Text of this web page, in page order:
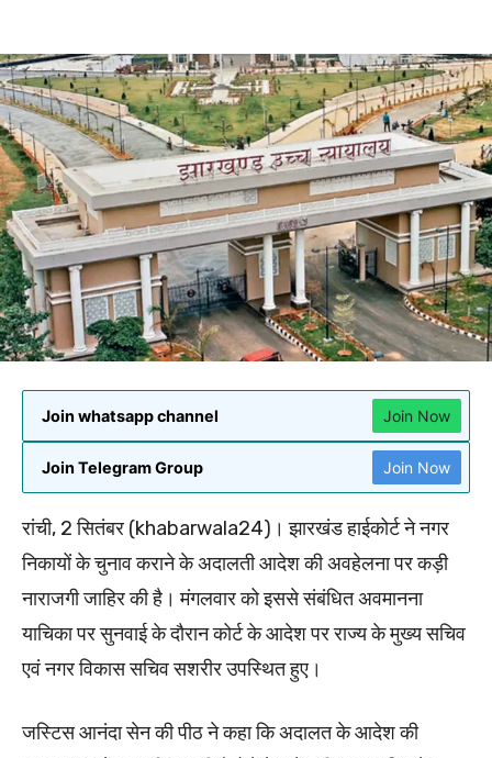
Join whatsapp channel Join Now
Join Telegram Group Join Now
रांची, 2 सितंबर (khabarwala24)। झारखंड हाईकोर्ट ने नगर
निकायों के चुनाव कराने के अदालती आदेश की अवहेलना पर कड़ी
नाराजगी जाहिर की है। मंगलवार को इससे संबंधित अवमानना
याचिका पर सुनवाई के दौरान कोर्ट के आदेश पर राज्य के मुख्य सचिव
एवं नगर विकास सचिव सशरीर उपस्थित हुए।
जस्टिस आनंदा सेन की पीठ ने कहा कि अदालत के आदेश की